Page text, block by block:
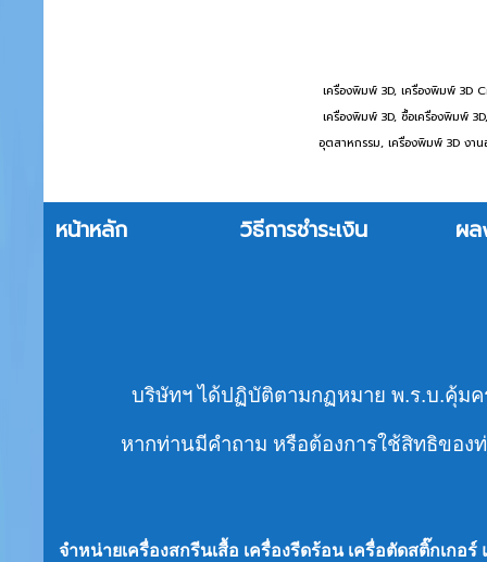
เครื่องพิมพ์ 3D, เครื่องพิมพ์ 3D
เครื่องพิมพ์ 3D, ซื้อเครื่องพิมพ์
อุตสาหกรรม, เครื่องพิมพ์ 3D งา
หน้าหลัก วิธีการชำระเงิน ผล
บริษัทฯ ได้ปฏิบัติตามกฏหมาย พ.ร.บ.คุ้ม
หากท่านมีคำถาม หรือต้องการใช้สิทธิของ
จำหน่ายเครื่องสกรีนเสื้อ เครื่องรีดร้อน เครื่อตัดสติ๊กเก